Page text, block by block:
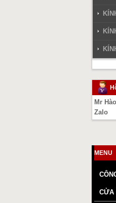
Mr Hào
Zalo
MENU
CỬA